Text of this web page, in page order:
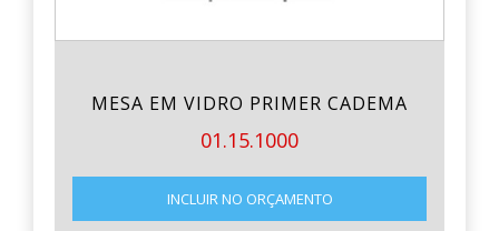
MESA EM VIDRO PRIMER CADEMA
01.15.1000
INCLUIR NO ORÇAMENTO